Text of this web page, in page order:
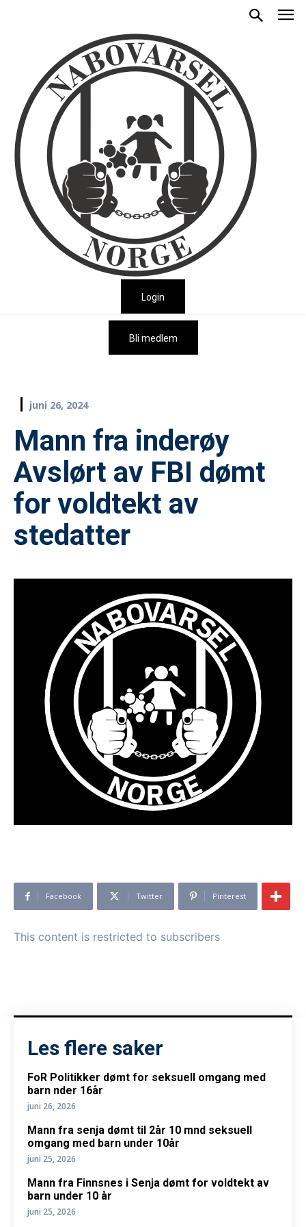
Login
Bli medlem
juni 26, 2024
Mann fra inderøy
Avslørt av FBI dømt
for voldtekt av
stedatter
Facebook Twitter Pinterest
This content is restricted to subscribers
Les flere saker
FoR Politikker dømt for seksuell omgang med
barn nder 16år
juni 26, 2026
Mann fra senja dømt til 2år 10 mnd seksuell
omgang med barn under 10år
juni 25, 2026
Mann fra Finnsnes i Senja dømt for voldtekt av
barn under 10 år
juni 25, 2026